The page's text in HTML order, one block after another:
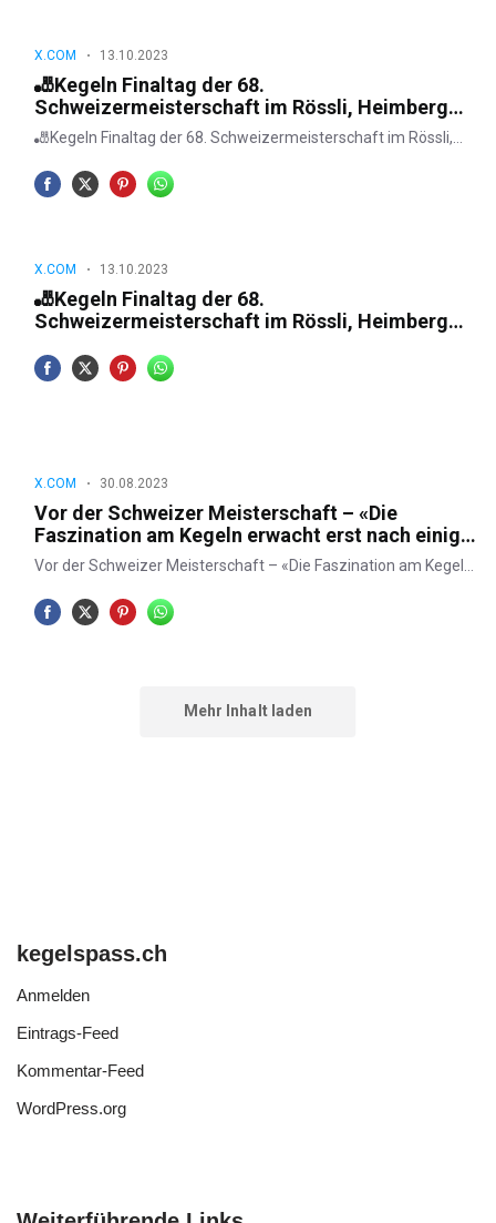
kegelspass.ch
Anmelden
Eintrags-Feed
Kommentar-Feed
WordPress.org